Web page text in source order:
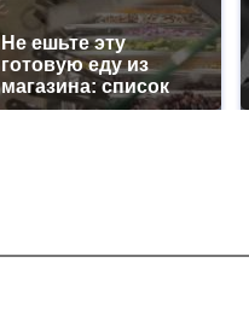
Не ешьте эту
готовую еду из
магазина: список